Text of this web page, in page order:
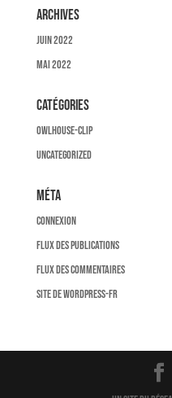
Archives
juin 2022
mai 2022
Catégories
owlhouse-clip
Uncategorized
Méta
Connexion
Flux des publications
Flux des commentaires
Site de WordPress-FR